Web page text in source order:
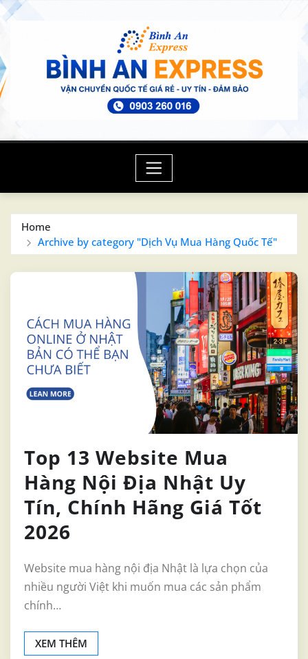
Skip
Home
Archive by category "Dịch Vụ Mua Hàng Quốc Tế"
Top 13 Website Mua
Hàng Nội Địa Nhật Uy
Tín, Chính Hãng Giá Tốt
2026
Website mua hàng nội địa Nhật là lựa chọn của
nhiều người Việt khi muốn mua các sản phẩm
chính…
XEM THÊM